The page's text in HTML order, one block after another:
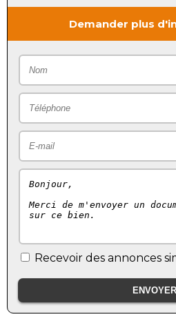
Demander plus
Recevoir des annonces